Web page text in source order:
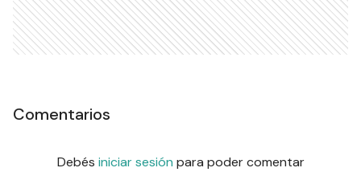
Comentarios
Debés iniciar sesión para poder comentar